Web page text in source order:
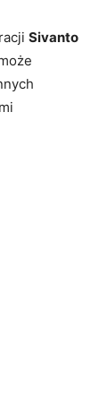
Sivanto